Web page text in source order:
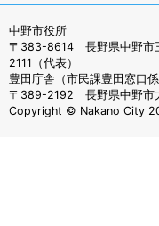
中野市役所
〒383-8614 長野県中野市
2111（代表）
豊田庁舎（市民課豊田窓口係
〒389-2192 長野県中野市
Copyright © Nakano City